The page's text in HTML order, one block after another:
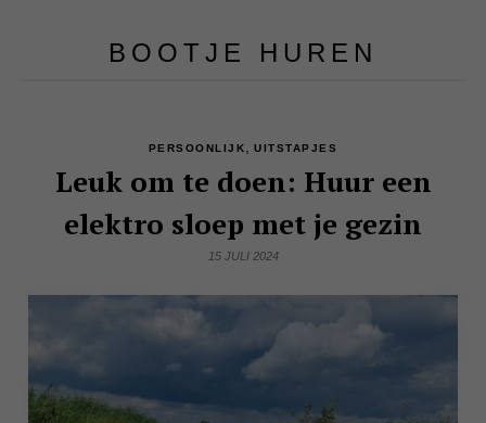
BOOTJE HUREN
PERSOONLIJK ,UITSTAPJES
Leuk om te doen: Huur een
elektro sloep met je gezin
15 JULI 2024